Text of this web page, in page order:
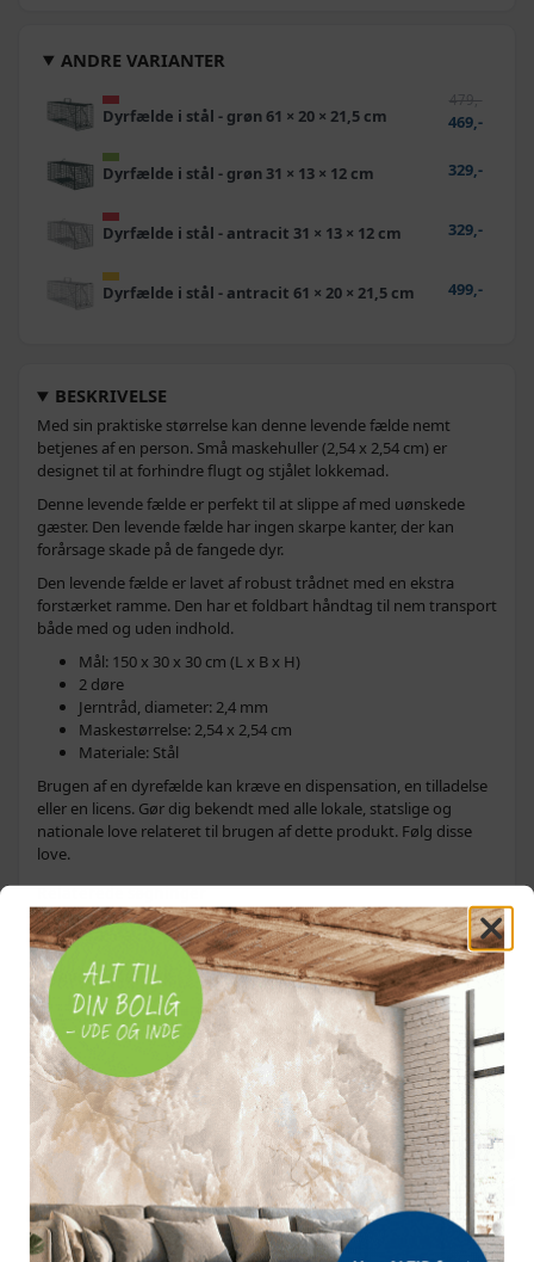
BESKRIVELSE
Med sin praktiske størrelse kan denne levende fælde nemt
betjenes af en person. Små maskehuller (2,54 x 2,54 cm) er
designet til at forhindre flugt og stjålet lokkemad.
Denne levende fælde er perfekt til at slippe af med uønskede
gæster. Den levende fælde har ingen skarpe kanter, der kan
forårsage skade på de fangede dyr.
Den levende fælde er lavet af robust trådnet med en ekstra
forstærket ramme. Den har et foldbart håndtag til nem transport
både med og uden indhold.
Mål: 150 x 30 x 30 cm (L x B x H)
2 døre
Jerntråd, diameter: 2,4 mm
Maskestørrelse: 2,54 x 2,54 cm
Materiale: Stål
Brugen af en dyrefælde kan kræve en dispensation, en tilladelse
eller en licens. Gør dig bekendt med alle lokale, statslige og
nationale love relateret til brugen af dette produkt. Følg disse
love.
dyrefælde
dyrefælder
levende fælde
levende fælder
ANDRE VARIANTER
Dyrfælde i stål - grøn 61 × 20 × 21,5 cm
479,-
469,-
Dyrfælde i stål - grøn 31 × 13 × 12 cm 329,-
Dyrfælde i stål - antracit 31 × 13 × 12 cm 329,-
Dyrfælde i stål - antracit 61 × 20 × 21,5 cm 499,-
OFTE KØBT SAMMEN MED
POPULÆR POPULÆR POPULÆR